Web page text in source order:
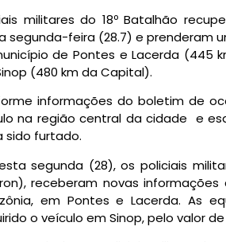
militares do 18º Batalhão
segunda-feira (28.7) e prenderam
de Pontes e Lacerda (445
(480 km da Capital).
informações do boletim de
na região central da cidade e
sido furtado.
segunda (28), os policiais
receberam novas
em Pontes e Lacerda. As
o veículo em Sinop, pelo valor de